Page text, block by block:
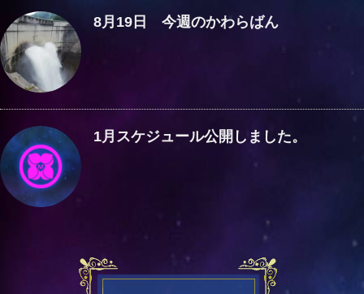
8月19日 今週のかわらばん
1月スケジュール公開しました。